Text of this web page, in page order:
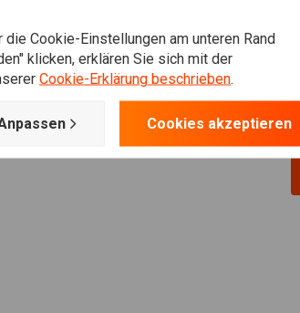
hinzu
€32,82
Cookie-Einstellungen am unteren Rand
klicken, erklären Sie sich mit der
Cookie-Erklärung beschrieben.
Cookies akzeptieren